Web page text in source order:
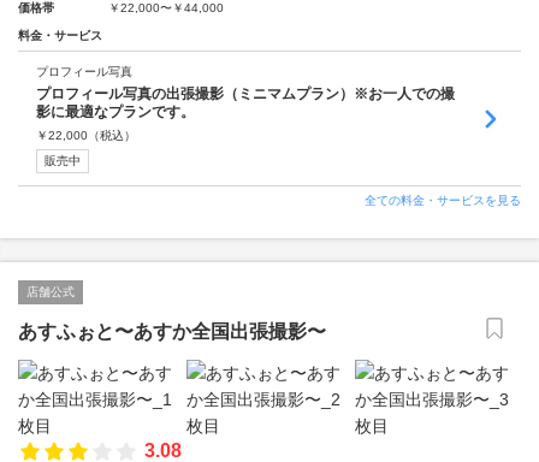
価格帯
￥22,000〜￥44,000
料金・サービス
プロフィール写真
プロフィール写真の出張撮影（ミニマムプラン）※お一人での撮
影に最適なプランです。
￥22,000 （税込）
販売中
全ての料金・サービスを見る
店舗公式
あすふぉと〜あすか全国出張撮影〜
3.08